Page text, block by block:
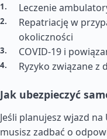
Leczenie
Repatriację w
okoliczności
COVID-19 i
Ryzyko związane z
Jak ubezpieczyć
Jeśli planujesz wjazd
musisz zadbać o